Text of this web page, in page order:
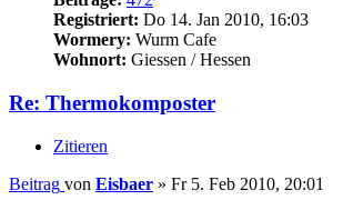
Registriert: Do 14. Jan 2010, 16:03
Wormery: Wurm Cafe
Wohnort: Giessen / Hessen
Re: Thermokomposter
Zitieren
Beitrag von Eisbaer » Fr 5. Feb 2010, 20:01